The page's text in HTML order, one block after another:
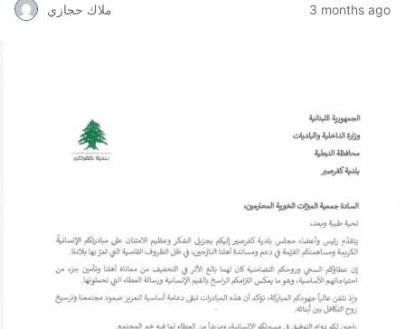
ملاك حجازي 3 months ago